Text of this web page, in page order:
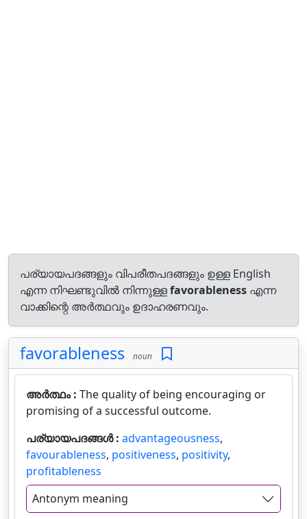
പര്യായപദങ്ങളും വിപരീതപദങ്ങളും ഉള്ള English
എന്ന നിഘണ്ടുവിൽ നിന്നുള്ളfavorableness എന്ന
വാക്കിന്റെ അർത്ഥവും ഉദാഹരണവും.
favorableness noun
അർത്ഥം : The quality of being encouraging or
promising of a successful outcome.
പര്യായപദങ്ങൾ : advantageousness,
favourableness, positiveness, positivity,
profitableness
Antonym meaning